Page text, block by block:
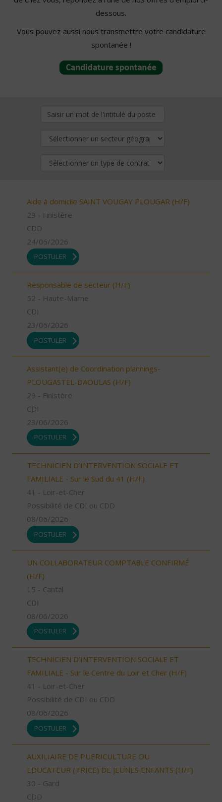
dessous.
Vous pouvez aussi nous transmettre votre candidature
spontanée !
Aide à domicile SAINT VOUGAY PLOUGAR (H/F)
29 - Finistère
CDD
24/06/2026
POSTULER
Responsable de secteur (H/F)
52 - Haute-Marne
CDI
23/06/2026
POSTULER
Assistant(e) de Coordination plannings-
PLOUGASTEL-DAOULAS (H/F)
29 - Finistère
CDI
23/06/2026
POSTULER
TECHNICIEN D’INTERVENTION SOCIALE ET
FAMILIALE - Sur le Sud du 41 (H/F)
41 - Loir-et-Cher
Possibilité de CDI ou CDD
08/06/2026
POSTULER
UN COLLABORATEUR COMPTABLE CONFIRMÉ
(H/F)
15 - Cantal
CDI
08/06/2026
POSTULER
TECHNICIEN D’INTERVENTION SOCIALE ET
FAMILIALE - Sur le Centre du Loir et Cher (H/F)
41 - Loir-et-Cher
Possibilité de CDI ou CDD
08/06/2026
POSTULER
AUXILIAIRE DE PUERICULTURE OU
EDUCATEUR (TRICE) DE JEUNES ENFANTS (H/F)
30 - Gard
CDD